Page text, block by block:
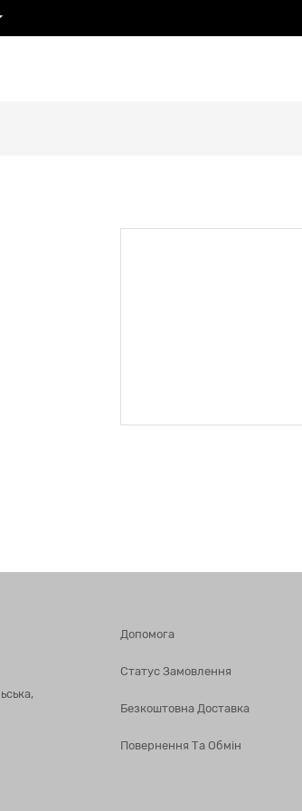
Допомога
Статус Замовлення
Безкоштовна Доставка
Повернення Та Обмін